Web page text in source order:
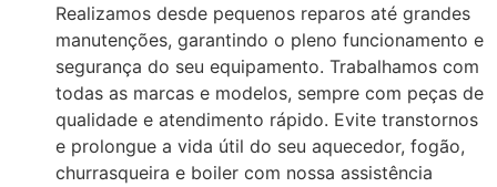
Realizamos desde pequenos reparos até grandes
manutenções, garantindo o pleno funcionamento e
segurança do seu equipamento. Trabalhamos com
todas as marcas e modelos, sempre com peças de
qualidade e atendimento rápido. Evite transtornos
e prolongue a vida útil do seu aquecedor, fogão,
churrasqueira e boiler com nossa assistência